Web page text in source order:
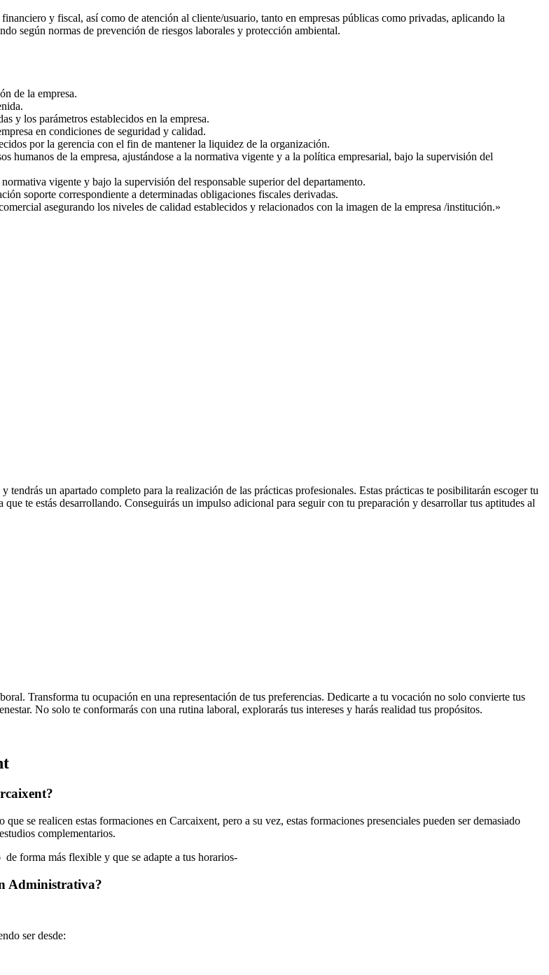
y fiscal, así como de atención al cliente/usuario, tanto en empresas públicas como privadas, aplicando la
según normas de prevención de riesgos laborales y protección ambiental.
de la empresa.
y los parámetros establecidos en la empresa.
en condiciones de seguridad y calidad.
por la gerencia con el fin de mantener la liquidez de la organización.
humanos de la empresa, ajustándose a la normativa vigente y a la política empresarial, bajo la supervisión del
vigente y bajo la supervisión del responsable superior del departamento.
soporte correspondiente a determinadas obligaciones fiscales derivadas.
asegurando los niveles de calidad establecidos y relacionados con la imagen de la empresa /institución.»
un apartado completo para la realización de las prácticas profesionales. Estas prácticas te posibilitarán escoger tu
te estás desarrollando. Conseguirás un impulso adicional para seguir con tu preparación y desarrollar tus aptitudes al
Transforma tu ocupación en una representación de tus preferencias. Dedicarte a tu vocación no solo convierte tus
No solo te conformarás con una rutina laboral, explorarás tus intereses y harás realidad tus propósitos.
se realicen estas formaciones en Carcaixent, pero a su vez, estas formaciones presenciales pueden ser demasiado
complementarios.
forma más flexible y que se adapte a tus horarios-
Administrativa?
ser desde: